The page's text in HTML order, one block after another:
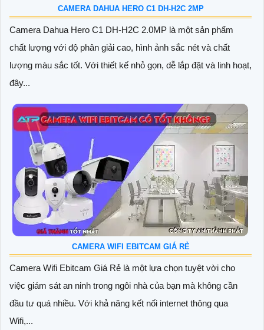
CAMERA DAHUA HERO C1 DH-H2C 2MP
Camera Dahua Hero C1 DH-H2C 2.0MP là một sản phẩm
chất lượng với độ phân giải cao, hình ảnh sắc nét và chất
lượng màu sắc tốt. Với thiết kế nhỏ gọn, dễ lắp đặt và linh hoạt,
đây...
CAMERA WIFI EBITCAM GIÁ RẺ
Camera Wifi Ebitcam Giá Rẻ là một lựa chọn tuyệt vời cho
việc giám sát an ninh trong ngôi nhà của bạn mà không cần
đầu tư quá nhiều. Với khả năng kết nối internet thông qua
Wifi,...